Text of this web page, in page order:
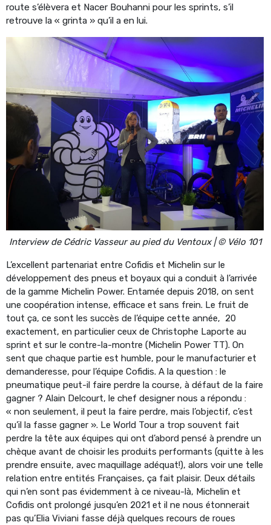
route s’élèvera et Nacer Bouhanni pour les sprints, s’il
retrouve la « grinta » qu’il a en lui.
Interview de Cédric Vasseur au pied du Ventoux | © Vélo 101
L’excellent partenariat entre Cofidis et Michelin sur le
développement des pneus et boyaux qui a conduit à l’arrivée
de la gamme Michelin Power. Entamée depuis 2018, on sent
une coopération intense, efficace et sans frein. Le fruit de
tout ça, ce sont les succès de l’équipe cette année, 20
exactement, en particulier ceux de Christophe Laporte au
sprint et sur le contre-la-montre (Michelin Power TT). On
sent que chaque partie est humble, pour le manufacturier et
demanderesse, pour l’équipe Cofidis. A la question : le
pneumatique peut-il faire perdre la course, à défaut de la faire
gagner ? Alain Delcourt, le chef designer nous a répondu :
« non seulement, il peut la faire perdre, mais l’objectif, c’est
qu’il la fasse gagner ». Le World Tour a trop souvent fait
perdre la tête aux équipes qui ont d’abord pensé à prendre un
chèque avant de choisir les produits performants (quitte à les
prendre ensuite, avec maquillage adéquat!), alors voir une telle
relation entre entités Françaises, ça fait plaisir. Deux détails
qui n’en sont pas évidemment à ce niveau-là, Michelin et
Cofidis ont prolongé jusqu’en 2021 et il ne nous étonnerait
pas qu’Elia Viviani fasse déjà quelques recours de roues